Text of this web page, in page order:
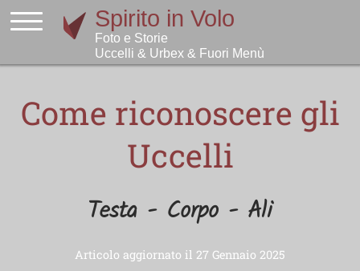
Come riconoscere gli
Uccelli
Testa - Corpo - Ali
Articolo aggiornato il 27 Gennaio 2025